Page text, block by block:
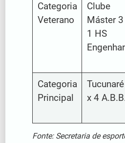
Categoria
Veterano
Clube
Máster
1 HS
Categoria
Principal
Tucunaré
x 4
Fonte: Secretaria de